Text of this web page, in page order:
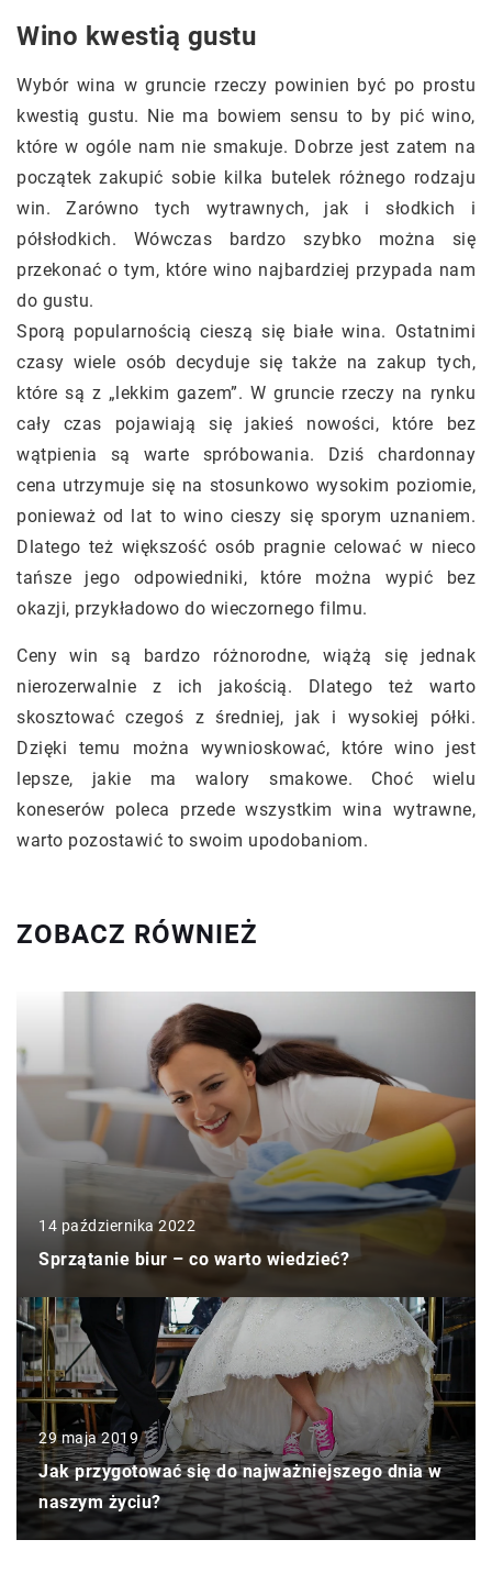
Wino kwestią gustu
Wybór wina w gruncie rzeczy powinien być po prostu
kwestią gustu. Nie ma bowiem sensu to by pić wino,
które w ogóle nam nie smakuje. Dobrze jest zatem na
początek zakupić sobie kilka butelek różnego rodzaju
win. Zarówno tych wytrawnych, jak i słodkich i
półsłodkich. Wówczas bardzo szybko można się
przekonać o tym, które wino najbardziej przypada nam
do gustu.
Sporą popularnością cieszą się białe wina. Ostatnimi
czasy wiele osób decyduje się także na zakup tych,
które są z „lekkim gazem”. W gruncie rzeczy na rynku
cały czas pojawiają się jakieś nowości, które bez
wątpienia są warte spróbowania. Dziś chardonnay
cena utrzymuje się na stosunkowo wysokim poziomie,
ponieważ od lat to wino cieszy się sporym uznaniem.
Dlatego też większość osób pragnie celować w nieco
tańsze jego odpowiedniki, które można wypić bez
okazji, przykładowo do wieczornego filmu.
Ceny win są bardzo różnorodne, wiążą się jednak
nierozerwalnie z ich jakością. Dlatego też warto
skosztować czegoś z średniej, jak i wysokiej półki.
Dzięki temu można wywnioskować, które wino jest
lepsze, jakie ma walory smakowe. Choć wielu
koneserów poleca przede wszystkim wina wytrawne,
warto pozostawić to swoim upodobaniom.
ZOBACZ RÓWNIEŻ
14 października 2022
Sprzątanie biur – co warto wiedzieć?
29 maja 2019
Jak przygotować się do najważniejszego dnia w
naszym życiu?